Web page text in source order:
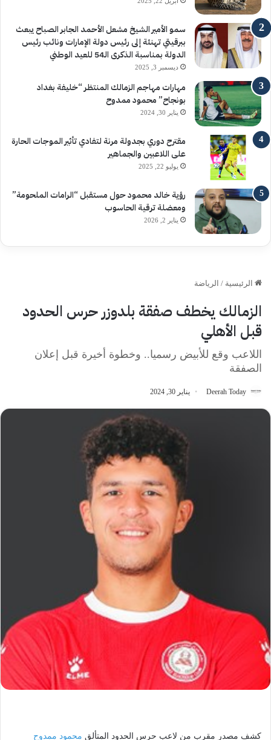
سمو الأمير الشيخ مشعل الأحمد الجابر الصباح يبعث
ببرقيتي تهنئة إلى رئيس دولة الإمارات ونائب رئيس
الدولة بمناسبة الذكرى الـ54 للعيد الوطني
ديسمبر 3, 2025
مهارات مهاجم الزمالك المنتظر “خليفة بغداد
بونجاح” محمود ممدوح
يناير 30, 2024
مقترح دوري بجدولة مرنة لتفادي تأثير الموجات الحارة
على اللاعبين والجماهير
يوليو 22, 2025
رؤية خالد محمود حول مستقبل “الرامات الملحومة”
ومعضلة ترقية الحاسوب
يناير 2, 2026